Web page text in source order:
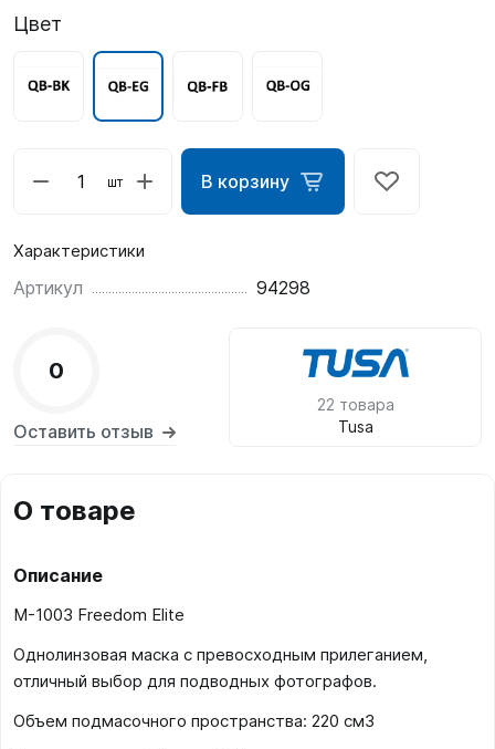
Цвет
шт В корзину
Характеристики
Артикул 94298
0
Оставить отзыв
22 товара
Tusa
О товаре
Описание
M-1003 Freedom Elite
Однолинзовая маска с превосходным прилеганием,
отличный выбор для подводных фотографов.
Объем подмасочного пространства: 220 см3